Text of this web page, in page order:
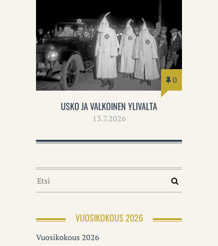
0
USKO JA VALKOINEN YLIVALTA
13.7.2026
VUOSIKOKOUS 2026
Vuosikokous 2026